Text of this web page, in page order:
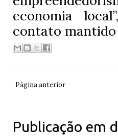
economia
contato mantido
Página anterior
Publicação em